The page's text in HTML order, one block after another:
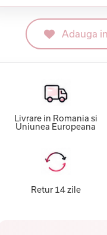
Adauga
Livrare in Romania si
Uniunea Europeana
Retur 14 zile